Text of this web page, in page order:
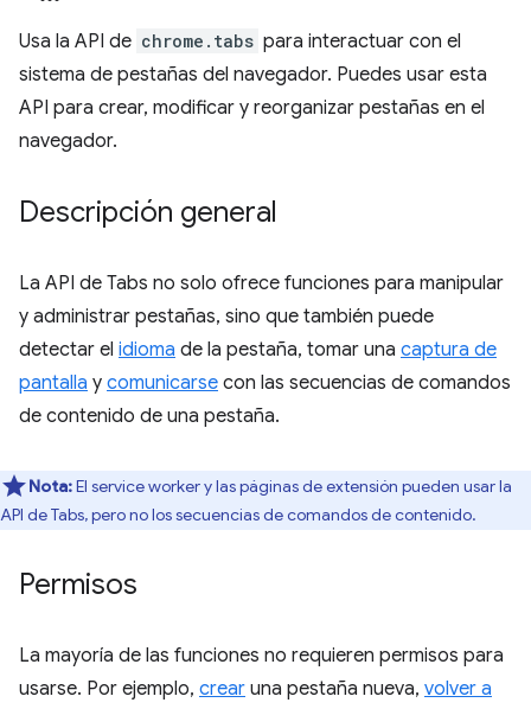
Usa la API de chrome.tabs para interactuar con el
sistema de pestañas del navegador. Puedes usar esta
API para crear, modificar y reorganizar pestañas en el
navegador.
Descripción general
La API de Tabs no solo ofrece funciones para manipular
y administrar pestañas, sino que también puede
detectar el idioma de la pestaña, tomar una captura de
pantalla y comunicarse con las secuencias de comandos
de contenido de una pestaña.
Nota:El service worker y las páginas de extensión pueden usar la
API de Tabs, pero no los secuencias de comandos de contenido.
Permisos
La mayoría de las funciones no requieren permisos para
usarse. Por ejemplo, crear una pestaña nueva, volver a